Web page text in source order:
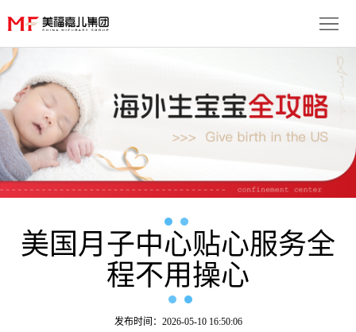
子
优
势
服
务
流
月
子
成
美国月子中心贴心服务全
程不用操心
发布时间：2026-05-10 16:50:06